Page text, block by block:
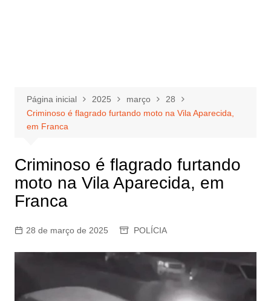
Página inicial 2025 março
28
Criminoso é flagrado furtando moto na Vila Aparecida,
em Franca
Criminoso é flagrado furtando
moto na Vila Aparecida, em
Franca
28 de março de 2025 POLÍCIA